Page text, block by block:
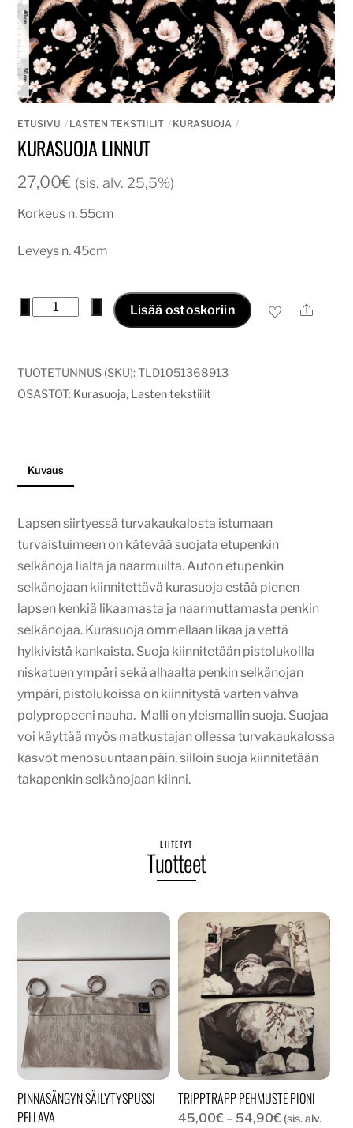
ETUSIVU LASTEN TEKSTIILIT KURASUOJA
KURASUOJA LINNUT
27,00€ (sis. alv. 25,5%)
Korkeus n. 55cm
Leveys n. 45cm
Kurasuoja
Lisää ostoskoriin Ale
TUOTETUNNUS (SKU):TLD1051368913
OSASTOT: Kurasuoja, Lasten tekstiilit
Kuvaus
Lapsen siirtyessä turvakaukalosta istumaan
turvaistuimeen on kätevää suojata etupenkin
selkänoja lialta ja naarmuilta. Auton etupenkin
selkänojaan kiinnitettävä kurasuoja estää pienen
lapsen kenkiä likaamasta ja naarmuttamasta penkin
selkänojaa. Kurasuoja ommellaan likaa ja vettä
hylkivistä kankaista. Suoja kiinnitetään pistolukoilla
niskatuen ympäri sekä alhaalta penkin selkänojan
ympäri, pistolukoissa on kiinnitystä varten vahva
polypropeeni nauha. Malli on yleismallin suoja. Suojaa
voi käyttää myös matkustajan ollessa turvakaukalossa
kasvot menosuuntaan päin, silloin suoja kiinnitetään
takapenkin selkänojaan kiinni.
LIITETYT
Tuotteet
PINNASÄNGYN SÄILYTYSPUSSI
PELLAVA
TRIPPTRAPP PEHMUSTE PIONI
45,00€ – 54,90€ (sis. alv.